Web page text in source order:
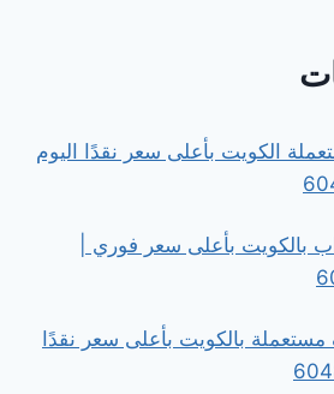
الكويت بأعلى سعر نقدًا اليوم
بالكويت بأعلى سعر فوري |
بالكويت بأعلى سعر نقدًا